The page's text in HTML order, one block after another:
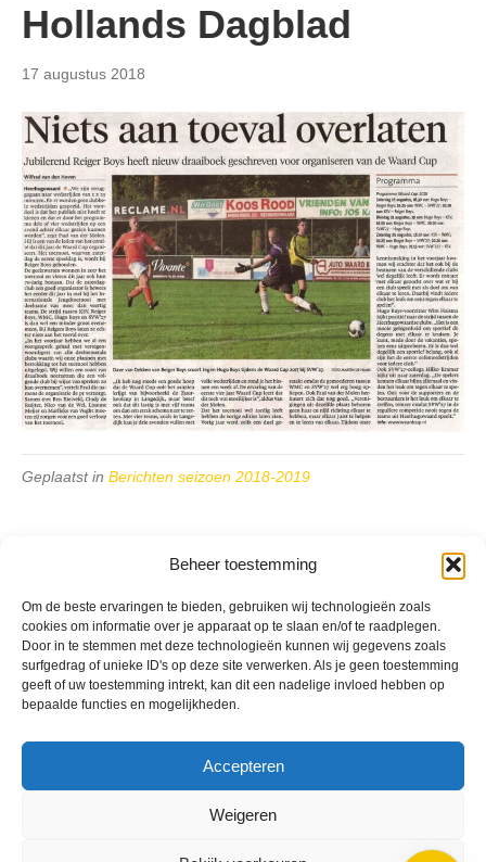
Beheer toestemming
Om de beste ervaringen te bieden, gebruiken wij technologieën zoals
cookies om informatie over je apparaat op te slaan en/of te raadplegen.
Door in te stemmen met deze technologieën kunnen wij gegevens zoals
surfgedrag of unieke ID's op deze site verwerken. Als je geen toestemming
geeft of uw toestemming intrekt, kan dit een nadelige invloed hebben op
bepaalde functies en mogelijkheden.
Accepteren
Weigeren
Hollands Dagblad
17 augustus 2018
Geplaatst in Berichten seizoen 2018-2019
VV Reiger Boys
De Wending, Lotte Beesedijk 1
1705 NA Heerhugowaard
Google maps route
XML-Sitemap